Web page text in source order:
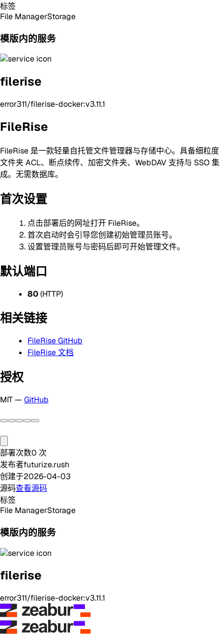
标签
File ManagerStorage
模版内的服务
filerise
error311/filerise-docker:v3.11.1
FileRise
FileRise 是一款轻量自托管文件管理器与存储中心。具备细粒度
文件夹 ACL、断点续传、加密文件夹、WebDAV 支持与 SSO 集
成。无需数据库。
首次设置
点击部署后的网址打开 FileRise。
首次启动时会引导您创建初始管理员账号。
设置管理员账号与密码后即可开始管理文件。
默认端口
80(HTTP)
相关链接
FileRise GitHub
FileRise 文档
授权
MIT — GitHub
部署次数0 次
发布者futurize.rush
创建于2026-04-03
源码查看源码
标签
File ManagerStorage
模版内的服务
filerise
error311/filerise-docker:v3.11.1